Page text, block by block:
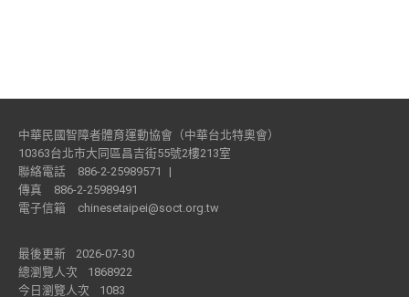
中華民國智障者體育運動協會（中華台北特奧會）
10363台北市大同區昌吉街55號2樓213室
聯絡電話
886-2-25989571
|
傳真
886-2-25989491
電子信箱
chinesetaipei@soct.org.tw
最後更新
2026-07-30
總瀏覽人次
1868922
今日瀏覽人次
1083